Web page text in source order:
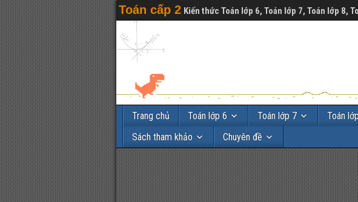
Toán cấp 2 Kiến thức Toán lớp 6, Toán lớp 7, Toán lớp 8,
Trang chủ Toán lớp 6 Toán lớp 7 Toán
Sách tham khảo
Chuyên đề